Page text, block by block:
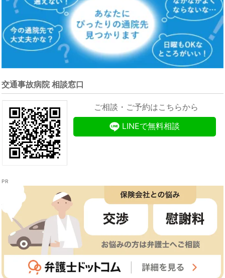
交通事故病院 相談窓口
ご相談・ご予約はこちらから
LINEで無料相談